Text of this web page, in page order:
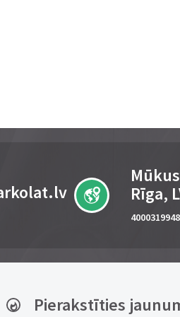
Rīga,
Pierakstīties